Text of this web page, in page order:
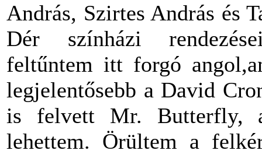
András, Szirtes András és
Dér színházi
feltűntem itt forgó
legjelentősebb a David
is felvett Mr. Butterfly,
lehettem. Örültem a